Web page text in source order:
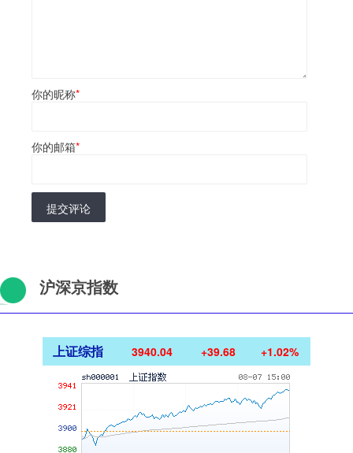
你的昵称*
你的邮箱*
提交评论
沪深京指数
上证综指 3940.04 +39.68 +1.02%